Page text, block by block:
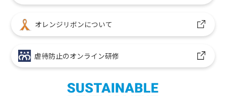
オレンジリボンについて
虐待防止のオンライン研修